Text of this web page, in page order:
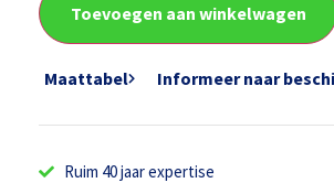
Toevoegen aan winkelwagen
Maattabel Informeer naar
Ruim 40 jaar expertise